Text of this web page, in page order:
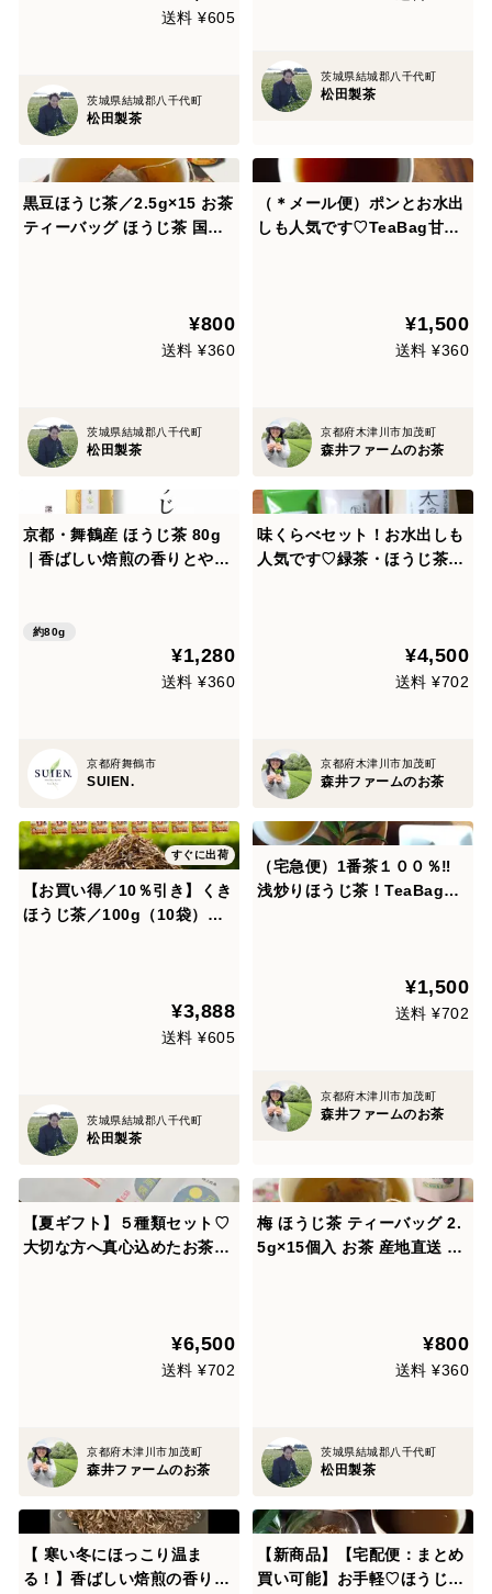
送料 ¥605
茨城県結城郡八千代町
松田製茶
茨城県結城郡八千代町
松田製茶
黒豆ほうじ茶／2.5g×15 お茶
ティーバッグ ほうじ茶 国産
¥800
送料 ¥360
茨城県結城郡八千代町
松田製茶
（＊メール便）ポンとお水出
しも人気です♡TeaBag甘み
薬・化学肥料・除草剤不使
¥1,500
送料 ¥360
京都府木津川市加茂町
森井ファームのお茶
京都・舞鶴産 ほうじ茶 80g
｜香ばしい焙煎の香りとやさ
約80g
¥1,280
送料 ¥360
京都府舞鶴市
SUIEN.
味くらべセット！お水出しも
人気です♡緑茶・ほうじ茶・
g)・京紅茶風花(105g)＊ティ
ーパックに変更可能
¥4,500
送料 ¥702
京都府木津川市加茂町
森井ファームのお茶
すぐに出荷
【お買い得／10％引き】くき
ほうじ茶／100g（10袋）お
クアーチ農法 LEF-017¥3,888
送料 ¥605
茨城県結城郡八千代町
松田製茶
（宅急便）1番茶１００％‼
浅炒りほうじ茶！TeaBag
リ上品♡こんなほうじ茶もた
まにはいいねぇ♡（農薬等不
¥1,500
送料 ¥702
京都府木津川市加茂町
森井ファームのお茶
【夏ギフト】５種類セット♡
大切な方へ真心込めたお茶を
京紅茶）（農薬・化学肥料・
除草剤不使用）【ギフト包
¥6,500
送料 ¥702
京都府木津川市加茂町
森井ファームのお茶
梅 ほうじ茶 ティーバッグ 2.
5g×15個入 お茶 産地直送 松
¥800
送料 ¥360
茨城県結城郡八千代町
松田製茶
【 寒い冬にほっこり温ま
る！】香ばしい焙煎の香りと
【新商品】【宅配便：まとめ
買い可能】お手軽♡ほうじ茶